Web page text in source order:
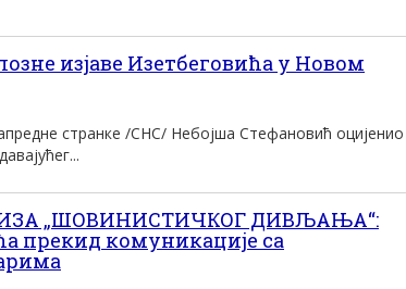
изјаве Изетбеговића у Новом
странке /СНС/ Небојша Стефановић оцијенио
„ШОВИНИСТИЧКОГ ДИВЉАЊА“:
прекид комуникације са